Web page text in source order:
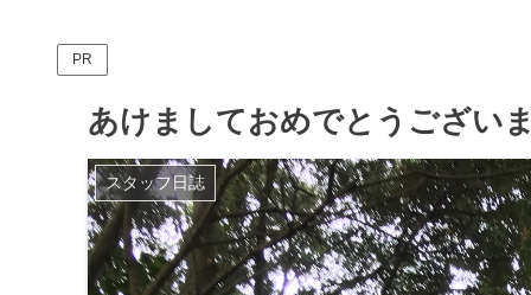
PR
あけましておめでとうござい
スタッフ日誌